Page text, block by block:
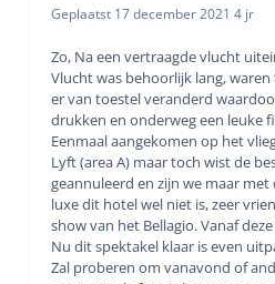
Geplaatst 17 december 2021 4 jr
Zo, Na een vertraagde vlucht
Vlucht was behoorlijk lang,
er van toestel veranderd
drukken en onderweg een leuke
Eenmaal aangekomen op het
Lyft (area A) maar toch wist de
geannuleerd en zijn we maar
luxe dit hotel wel niet is, zeer
show van het Bellagio. Vanaf
Nu dit spektakel klaar is even
Zal proberen om vanavond of